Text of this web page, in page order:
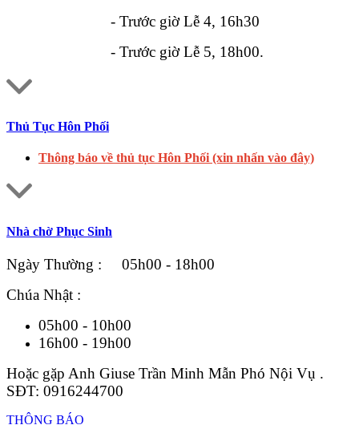
- Trước giờ Lễ 4, 16h30
- Trước giờ Lễ 5, 18h00.
Thủ Tục Hôn Phối
Thông báo về thủ tục Hôn Phối (xin nhấn vào đây)
Nhà chờ Phục Sinh
Ngày Thường : 05h00 - 18h00
Chúa Nhật :
05h00 - 10h00
16h00 - 19h00
Hoặc gặp Anh Giuse Trần Minh Mẫn Phó Nội Vụ .
SĐT: 0916244700
THÔNG BÁO